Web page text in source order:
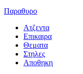
Παραθυρο
Ατζεντα
Επικαιρα
Θεματα
Στηλες
Αποθηκη